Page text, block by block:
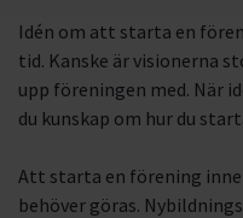
Idén om att starta en
tid. Kanske är visionerna
upp föreningen med. När
du kunskap om hur du
Att starta en förening
behöver göras.